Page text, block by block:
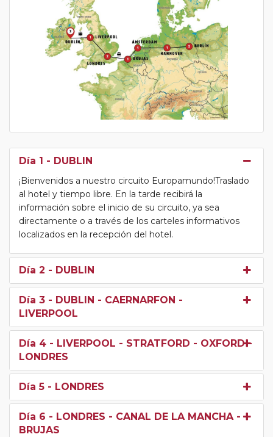
Día 1 - DUBLIN
¡Bienvenidos a nuestro circuito Europamundo!Traslado
al hotel y tiempo libre. En la tarde recibirá la
información sobre el inicio de su circuito, ya sea
directamente o a través de los carteles informativos
localizados en la recepción del hotel.
Día 2 - DUBLIN
Día 3 - DUBLIN - CAERNARFON -
LIVERPOOL
Día 4 - LIVERPOOL - STRATFORD - OXFORD -
LONDRES
Día 5 - LONDRES
Día 6 - LONDRES - CANAL DE LA MANCHA -
BRUJAS